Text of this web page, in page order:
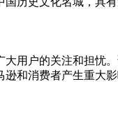
用户的关注和担忧
和消费者产生重大